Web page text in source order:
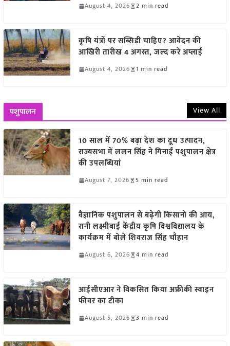
August 4, 2026 2 min read
कृषि यंत्रों पर सब्सिडी चाहिए? आवेदन की
आखिरी तारीख 4 अगस्त, जल्द करें अप्लाई
August 4, 2026 1 min read
पशुपालन View All
10 साल में 70% बढ़ा देश का दूध उत्पादन,
राज्यसभा में ललन सिंह ने गिनाईं पशुपालन क्षेत्र
की उपलब्धियां
August 7, 2026 5 min read
वैज्ञानिक पशुपालन से बढ़ेगी किसानों की आय,
रानी लक्ष्मीबाई केंद्रीय कृषि विश्वविद्यालय के
कार्यक्रम में बोले शिवराज सिंह चौहान
August 6, 2026 4 min read
आईसीएआर ने विकसित किया अफ्रीकी स्वाइन
फीवर का टीका
August 5, 2026 3 min read